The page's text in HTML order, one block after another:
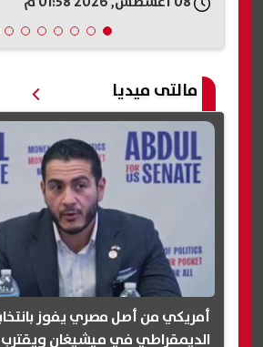
مالتى ميديا
أمريكي من أصل مصري يفوز
الديمقراطي في ميشيغان